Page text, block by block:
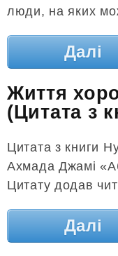
люди, на яких
Далі
Життя
(Цитата з
Цитата з книги
Ахмада Джамі
Цитату додав
Далі